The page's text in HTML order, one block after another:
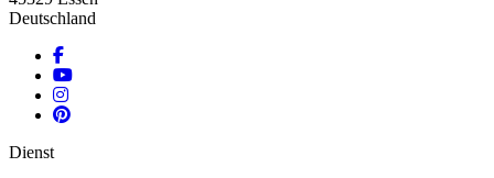
Deutschland
Dienst